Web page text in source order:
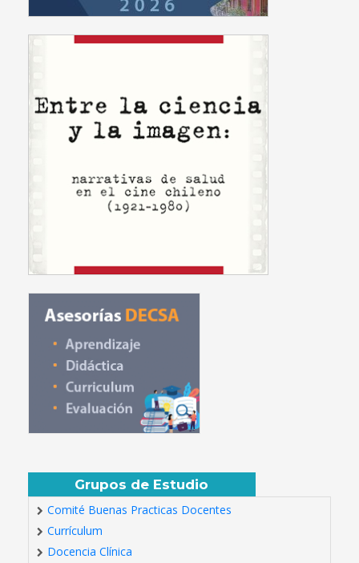
Grupos de Estudio
Comité Buenas Practicas Docentes
Currículum
Docencia Clínica